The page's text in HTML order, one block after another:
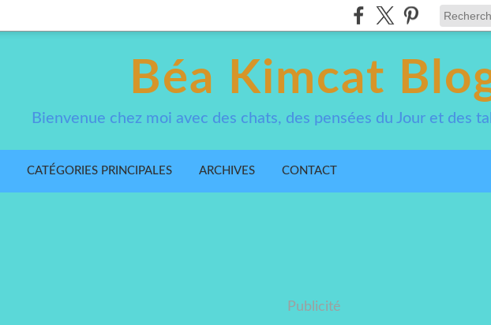
Béa Kimcat
Bienvenue chez moi avec des chats, des pensées du Jour et des
CATÉGORIES PRINCIPALES ARCHIVES CONTACT
Publicité